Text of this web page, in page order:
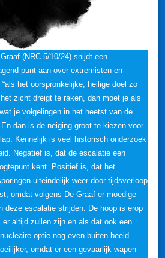
(NRC 5/10/24) snijdt een
punt aan over extremisten en
het oorspronkelijke, heilige doel zo
zicht dreigt te raken, dan moet je als
je volgelingen in het heetst van de
dan is de neiging groot te kiezen voor
Kennelijk is veel historisch onderzoek
Negatief is, dat de escalatie een
kent. Positief is, dat het
uiteindelijk weer door tijdsverloop
omdat volgens De Graaf er moedige
deze escalatie strijden. De hoop is erop
altijd zullen zijn en als dat ook een
optie nog even buiten beeld.
omdat er een gevaarlijk wapen